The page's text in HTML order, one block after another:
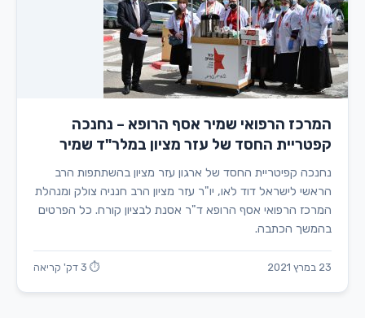
המרכז הרפואי שמיר אסף הרופא – נחנכה
קפטריית החסד של עזר מציון במלר"ד שמיר
נחנכה קפיטריית החסד של ארגון עזר מציון בהשתתפות הרב
הראשי לישראל דוד לאו, יו"ר עזר מציון הרב חנניה צולק ומנהלת
המרכז הרפואי אסף הרופא ד"ר אסנת לבציון קורח. כל הפרטים
בהמשך הכתבה.
23 במרץ 2021 ⏱ 3 דק' קריאה